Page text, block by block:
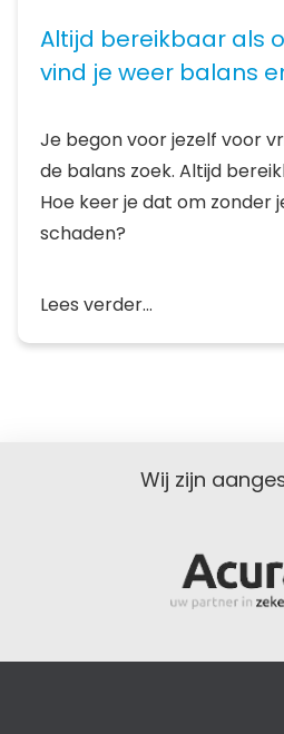
Altijd bereikbaar als
vind je weer balans
Je begon voor jezelf voor
de balans zoek. Altijd
Hoe keer je dat om zonder
schaden?
Lees verder...
Wij zijn